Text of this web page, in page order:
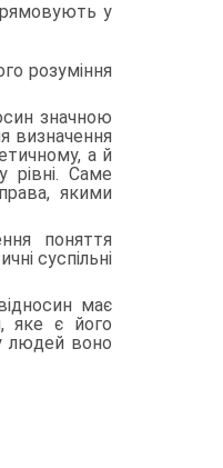
у
розуміння
значною
визначення
а й
рівні. Саме
якими
поняття
суспільні
має
яке є його
людей воно